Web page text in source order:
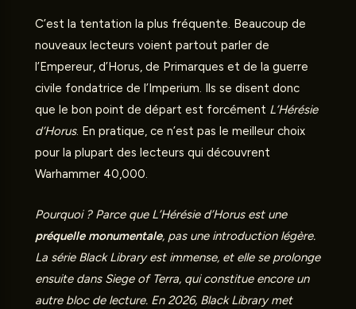
C’est la tentation la plus fréquente. Beaucoup de
nouveaux lecteurs voient partout parler de
l’Empereur, d’Horus, de Primarques et de la guerre
civile fondatrice de l’Imperium. Ils se disent donc
que le bon point de départ est forcément L’Hérésie
d’Horus. En pratique, ce n’est pas le meilleur choix
pour la plupart des lecteurs qui découvrent
Warhammer 40,000.
Pourquoi ? Parce que L’Hérésie d’Horus est une
préquelle monumentale, pas une introduction légère.
La série Black Library est immense, et elle se prolonge
ensuite dans Siege of Terra, qui constitue encore un
autre bloc de lecture. En 2026, Black Library met